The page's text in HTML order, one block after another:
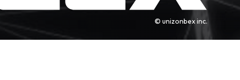
© unizonbex inc.